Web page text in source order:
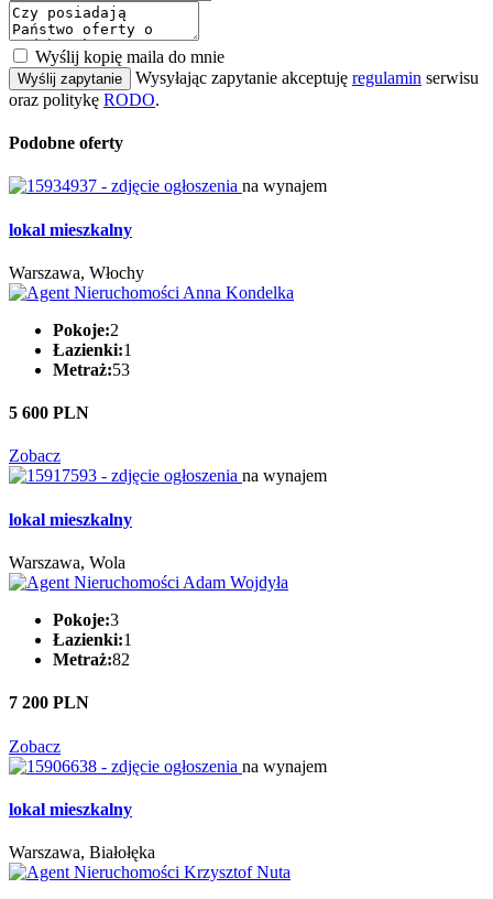
Wyślij kopię maila do mnie
Wyślij zapytanie Wysyłając zapytanie akceptuję regulamin serwisu
oraz politykę RODO.
Podobne oferty
na wynajem
lokal mieszkalny
Warszawa, Włochy
Pokoje:2
Łazienki:1
Metraż:53
5 600 PLN
Zobacz
na wynajem
lokal mieszkalny
Warszawa, Wola
Pokoje:3
Łazienki:1
Metraż:82
7 200 PLN
Zobacz
na wynajem
lokal mieszkalny
Warszawa, Białołęka